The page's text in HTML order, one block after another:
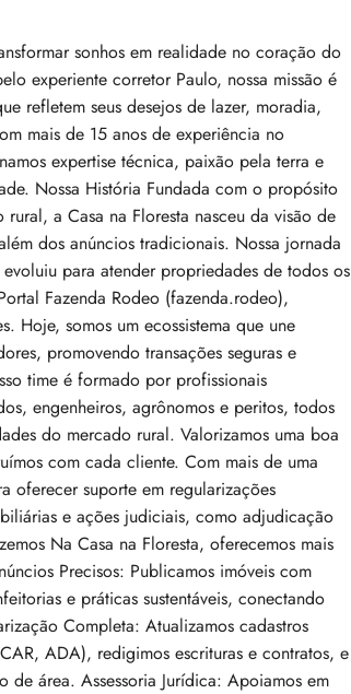
sonhos em realidade no coração do
experiente corretor Paulo, nossa missão é
refletem seus desejos de lazer, moradia,
mais de 15 anos de experiência no
expertise técnica, paixão pela terra e
Nossa História Fundada com o propósito
a Casa na Floresta nasceu da visão de
dos anúncios tradicionais. Nossa jornada
para atender propriedades de todos os
Fazenda Rodeo (fazenda.rodeo),
Hoje, somos um ecossistema que une
promovendo transações seguras e
time é formado por profissionais
engenheiros, agrônomos e peritos, todos
do mercado rural. Valorizamos uma boa
com cada cliente. Com mais de uma
oferecer suporte em regularizações
e ações judiciais, como adjudicação
Na Casa na Floresta, oferecemos mais
Precisos: Publicamos imóveis com
e práticas sustentáveis, conectando
Completa: Atualizamos cadastros
ADA), redigimos escrituras e contratos, e
de área. Assessoria Jurídica: Apoiamos em